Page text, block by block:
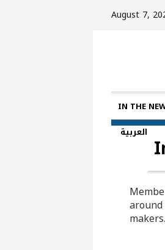
August 7,
IN THE
العربية
makers.